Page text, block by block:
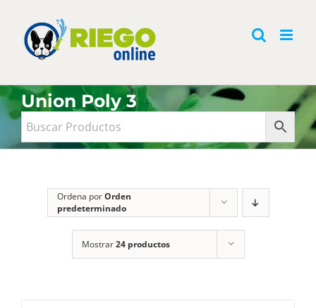
contenido
Union Poly 3
Ordena porOrden
predeterminado
Mostrar24 productos